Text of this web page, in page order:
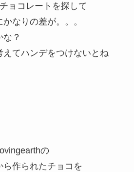
ョコレートを探して
なりの差が。。。
？
てハンデをつけないとね
の
作られたチョコを